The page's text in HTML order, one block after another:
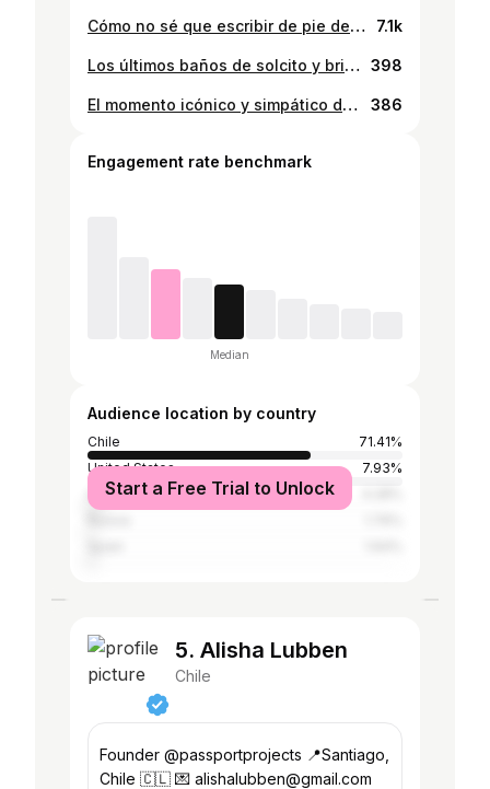
Cómo no sé que escribir de pie de foto, porque en estricto rigor, es simplemente un retrato mío intentando devorar (como dicen los lolos), reduciré mi pie de foto para contarles que el otro día me encontré otra cana 🦕 7.1k
Los últimos baños de solcito y brisa tibia 🌊🍍🥭 398
El momento icónico y simpático de hoy🍷 386
Engagement rate benchmark
Median
Audience location by country
Chile
71.41%
United States
7.93%
Australia
Start a Free Trial to Unlock
5. Alisha Lubben
Chile
Founder @passportprojects 📍Santiago,
Chile 🇨🇱 💌 alishalubben@gmail.com